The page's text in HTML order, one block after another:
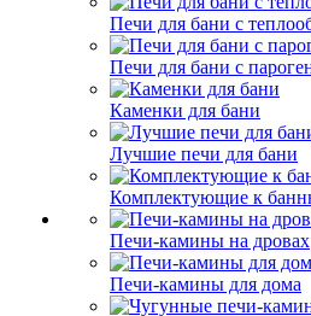
Печи для бани с
Печи для бани с
Каменки для бани
Лучшие печи для бани
Комплектующие к
Печи-камины на дровах
Печи-камины для дома